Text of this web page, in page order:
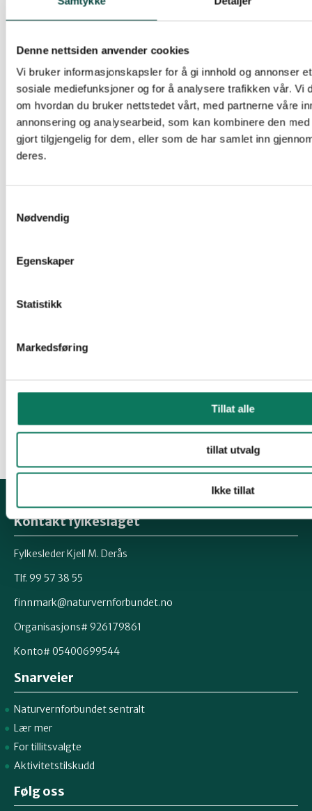
Denne nettsiden anvender cookies
Vi bruker informasjonskapsler for å gi innhold og annonser
sosiale mediefunksjoner og for å analysere trafikken vår. Vi
om hvordan du bruker nettstedet vårt, med partnerne våre
annonsering og analysearbeid, som kan kombinere den
gjort tilgjengelig for dem, eller som de har samlet inn
deres.
Nødvendig
Egenskaper
Statistikk
Markedsføring
Tillat alle
tillat utvalg
Ikke tillat
Finnmark at vedtaket om plassering av dette
naturmangfoldloven, og krever at vedtaket blir
omgjort eller omstøtt av høyere myndigheter. Vi
krever at ved framtidige konsesjoner til
lakseoppdrett må behandlinga bygge på den
kunnskapen man nå har om oppdrettens
negative konsekvenser for fjordsystemer;
fjordene og elvene. Det må derfor ikke gis flere
tiltaket man kan gjøre er å få eksisterende
langt bedre kontroll både med forurensing og
Naturvernforbundet i Finnmark
Gunnar Reinholdtsen
Kontakt fylkeslaget
Fylkesleder Kjell M. Derås
Tlf. 99 57 38 55
finnmark@naturvernforbundet.no
Organisasjons# 926179861
Konto# 05400699544
Snarveier
Naturvernforbundet sentralt
Lær mer
For tillitsvalgte
Aktivitetstilskudd
Følg oss